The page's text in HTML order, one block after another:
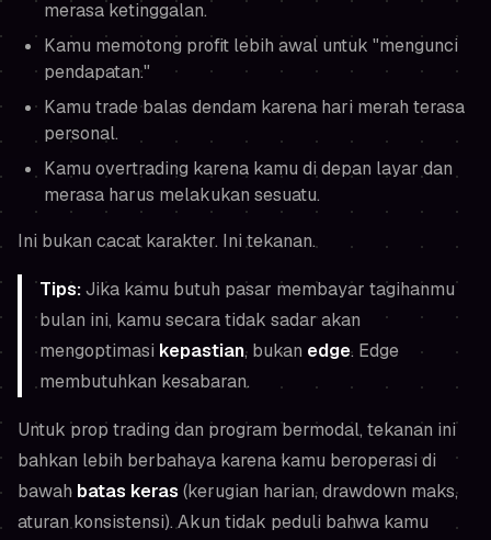
merasa ketinggalan.
Kamu memotong profit lebih awal untuk "mengunci
pendapatan."
Kamu trade balas dendam karena hari merah terasa
personal.
Kamu overtrading karena kamu di depan layar dan
merasa harus melakukan sesuatu.
Ini bukan cacat karakter. Ini tekanan.
Tips:Jika kamu butuh pasar membayar tagihanmu
bulan ini, kamu secara tidak sadar akan
mengoptimasi kepastian, bukan edge. Edge
membutuhkan kesabaran.
Untuk prop trading dan program bermodal, tekanan ini
bahkan lebih berbahaya karena kamu beroperasi di
bawah batas keras (kerugian harian, drawdown maks,
aturan konsistensi). Akun tidak peduli bahwa kamu